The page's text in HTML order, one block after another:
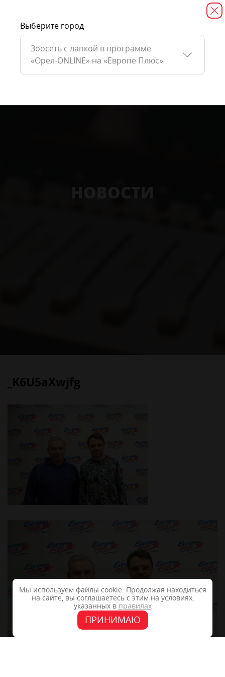
_K6U5aXwjfg
Мы используем файлы cookie. Продолжая находиться
на сайте, вы соглашаетесь с этим на условиях,
указанных в правилах
ПРИНИМАЮ
Выберите город
Зоосеть с лапкой в программе
«Орел-ONLINE» на «Европе Плюс»